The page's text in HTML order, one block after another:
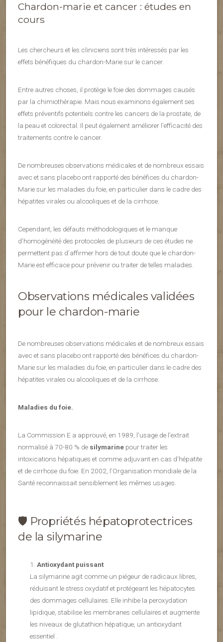
Chardon-marie et cancer : études en
cours
Les chercheurs et les cliniciens sont très intéressés par les
effets bénéfiques du chardon-Marie sur le cancer.
Entre autres choses, il protège le foie des dommages causés
par la chimiothérapie. Mais nous examinons également ses
effets préventifs potentiels contre les cancers de la prostate, de
la peau et colorectal. Il peut également améliorer l’efficacité des
traitements contre le cancer.
De nombreuses observations médicales et de nombreux essais
avec et sans placebo ont rapporté des bénéfices du chardon-
Marie sur les maladies du foie, en particulier dans le cadre des
hépatites virales ou alcooliques et de la cirrhose.
Cependant, les défauts méthodologiques et le manque
d’homogénéité des protocoles de plusieurs de ces études ne
permettent pas d’affirmer hors de tout doute que le chardon-
Marie est efficace pour prévenir ou traiter de telles maladies.
Observations médicales validées
pour le chardon-marie
De nombreuses observations médicales et de nombreux essais
avec et sans placebo ont rapporté des bénéfices du chardon-
Marie sur les maladies du foie, en particulier dans le cadre des
hépatites virales ou alcooliques et de la cirrhose.
Maladies du foie.
La Commission E a approuvé, en 1989, l’usage de l’extrait
normalisé à 70-80 % de silymarine pour traiter les
intoxications hépatiques et comme adjuvant en cas d’hépatite
et de cirrhose du foie. En 2002, l’Organisation mondiale de la
Santé reconnaissait sensiblement les mêmes usages.
🛡️ Propriétés hépatoprotectrices
de la silymarine
Antioxydant puissant
La silymarine agit comme un piégeur de radicaux libres,
réduisant le stress oxydatif et protégeant les hépatocytes
des dommages cellulaires. Elle inhibe la peroxydation
lipidique, stabilise les membranes cellulaires et augmente
les niveaux de glutathion hépatique, un antioxydant
essentiel .